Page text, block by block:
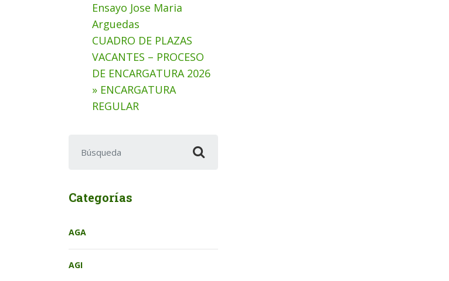
Ensayo Jose Maria
Arguedas
CUADRO DE PLAZAS
VACANTES – PROCESO
DE ENCARGATURA 2026
» ENCARGATURA
REGULAR
Categorías
AGA
AGI